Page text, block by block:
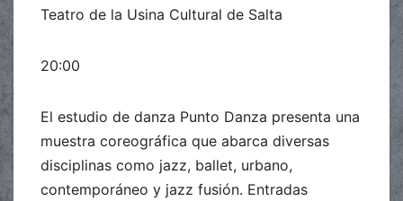
Teatro de la Usina Cultural de Salta
20:00
El estudio de danza Punto Danza presenta una
muestra coreográfica que abarca diversas
disciplinas como jazz, ballet, urbano,
contemporáneo y jazz fusión. Entradas